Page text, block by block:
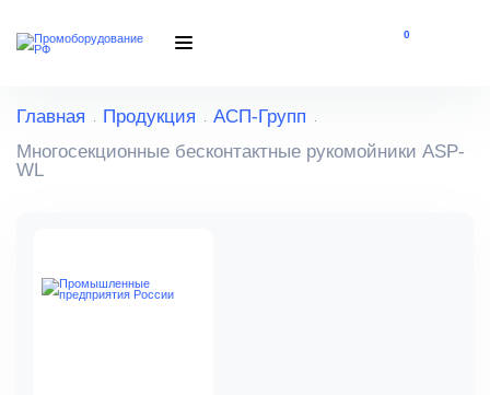
0
Главная Продукция
АСП-Групп
Многосекционные бесконтактные рукомойники ASP-
WL